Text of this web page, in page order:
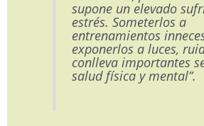
supone un elevado
estrés. Someterlos a
entrenamientos
exponerlos a luces,
conlleva importantes
salud física y mental”.